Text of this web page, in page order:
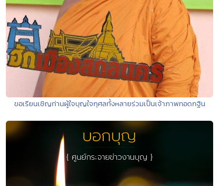
ขอเรียนเชิญท่านผู้ใจบุญใจกุศลทั้งหลายร่วมเป็นเจ้าภาพทอดกฐิน